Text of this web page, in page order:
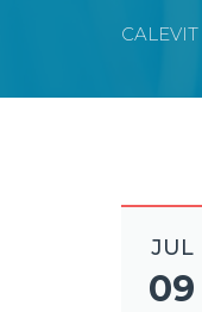
CALEVIT
JUL
09